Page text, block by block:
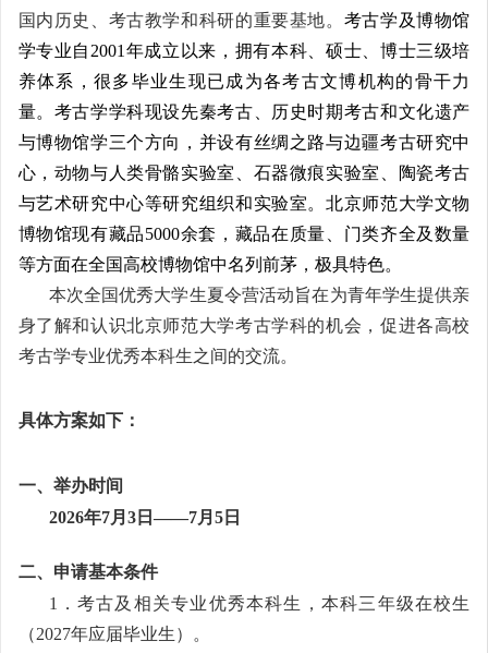
国内历史、考古教学和科研的重要基地。 考古学及博物馆
学专业自2001年成立以来，拥有本科、硕士、博士三级培
养体系，很多毕业生现已成为各考古文博机构的骨干力
量。考古学学科现设先秦考古、历史时期考古和文化遗产
与博物馆学三个方向，并设有丝绸之路与边疆考古研究中
心，动物与人类骨骼实验室、石器微痕实验室、陶瓷考古
与艺术研究中心等研究组织和实验室。北京师范大学文物
博物馆现有藏品5000余套，藏品在质量、门类齐全及数量
等方面在全国高校博物馆中名列前茅，极具特色。
本次全国优秀大学生夏令营活动旨在为青年学生提供亲
身了解和认识北京师范大学考古学科的机会，促进各高校
考古学专业优秀本科生之间的交流。
具体方案如下：
一、举办时间
2026年7月3日——7月5日
二、申请基本条件
1
．考古及相关专业优秀本科生，本科三年级在校生
（2027年应届毕业生）。